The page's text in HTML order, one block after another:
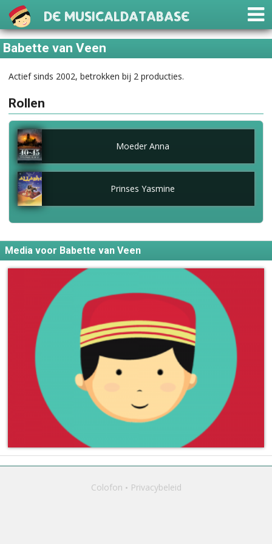
De Musicaldatabase
Babette van Veen
Actief sinds 2002, betrokken bij 2 producties.
Rollen
Moeder Anna
Prinses Yasmine
Media voor Babette van Veen
Colofon Privacybeleid